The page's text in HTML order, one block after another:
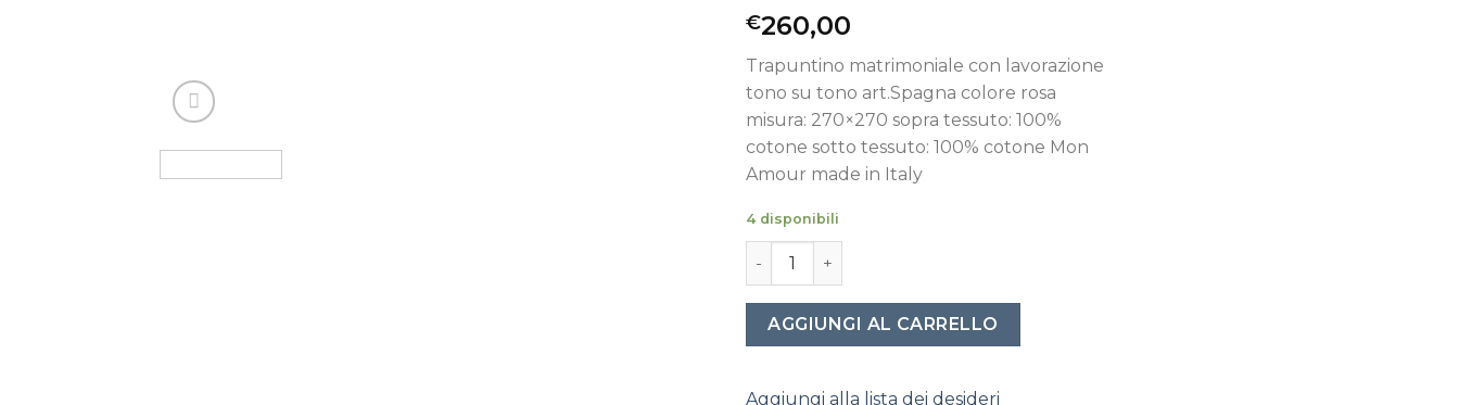
€260,00
Trapuntino matrimoniale con lavorazione
tono su tono art.Spagna colore rosa
misura: 270×270 sopra tessuto: 100%
cotone sotto tessuto: 100% cotone Mon
Amour made in Italy
4 disponibili
Trapuntino matrimoniale con lavorazione tono su tono art.Spagna colore rosa
AGGIUNGI AL CARRELLO
Aggiungi alla lista dei desideri